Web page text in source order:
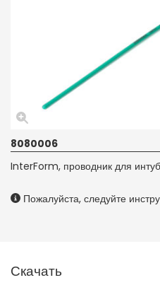
8080006
InterForm, проводник для
Пожалуйста, следуйте
Скачать